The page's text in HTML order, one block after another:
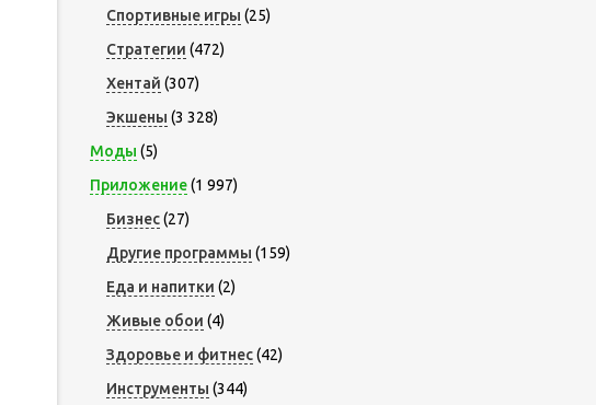
Спортивные игры (25)
Стратегии (472)
Хентай (307)
Экшены (3 328)
Моды (5)
Приложение(1 997)
Бизнес(27)
Другие программы (159)
Еда и напитки (2)
Живые обои (4)
Здоровье и фитнес(42)
Инструменты (344)